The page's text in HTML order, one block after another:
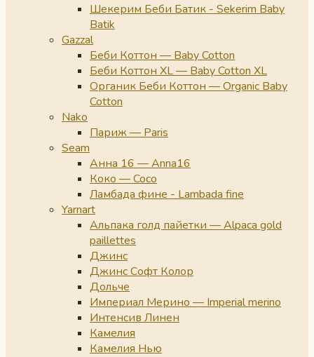
Шекерим Беби Батик - Sekerim Baby
Batik
Gazzal
Беби Коттон — Baby Cotton
Беби Коттон XL — Baby Cotton XL
Органик Беби Коттон — Organic Baby
Cotton
Nako
Париж — Paris
Seam
Анна 16 — Anna16
Коко — Coco
Ламбада фине - Lambada fine
Yarnart
Альпака голд пайетки — Alpaca gold
paillettes
Джинс
Джинс Софт Колор
Дольче
Империал Мерино — Imperial merino
Интенсив Линен
Камелия
Камелия Нью